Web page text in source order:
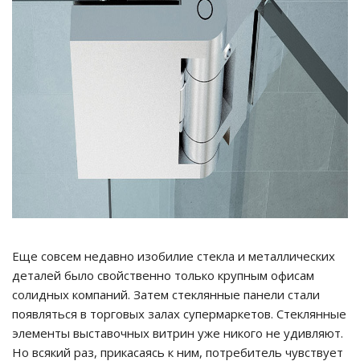
Еще совсем недавно изобилие стекла и металлических
деталей было свойственно только крупным офисам
солидных компаний. Затем стеклянные панели стали
появляться в торговых залах супермаркетов. Стеклянные
элементы выставочных витрин уже никого не удивляют.
Но всякий раз, прикасаясь к ним, потребитель чувствует